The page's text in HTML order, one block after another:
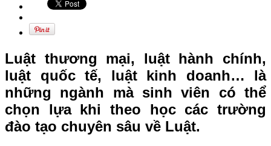
Luật thương mại, luật hành chính,
luật quốc tế, luật kinh doanh… là
những ngành mà sinh viên có thể
chọn lựa khi theo học các trường
đào tạo chuyên sâu về Luật.